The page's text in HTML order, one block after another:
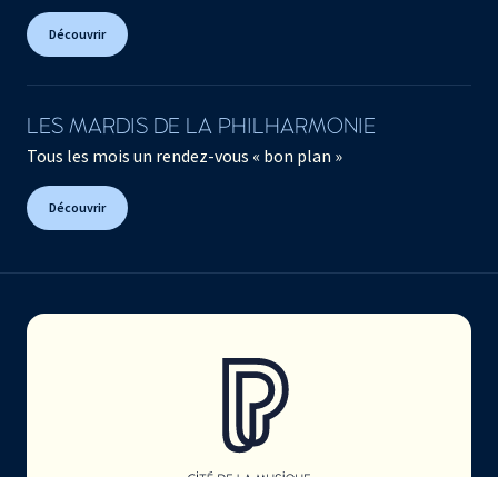
Découvrir
LES MARDIS DE LA PHILHARMONIE
Tous les mois un rendez-vous « bon plan »
Découvrir